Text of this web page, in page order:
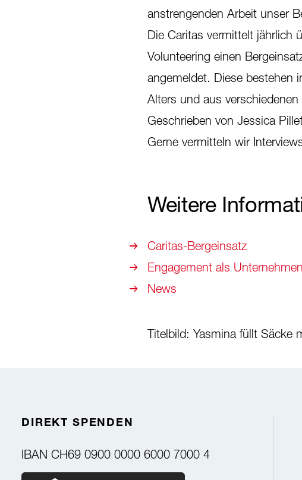
anstrengenden Arbeit unser
Die Caritas vermittelt jährlich
Volunteering einen
angemeldet. Diese bestehen
Alters und aus
Geschrieben von Jessica
Gerne vermitteln wir
Weitere
Caritas-Bergeinsatz
Engagement als Unternehmen
News
Titelbild: Yasmina füllt Säcke
DIREKT SPENDEN
IBAN CH69 0900 0000 6000 7000 4